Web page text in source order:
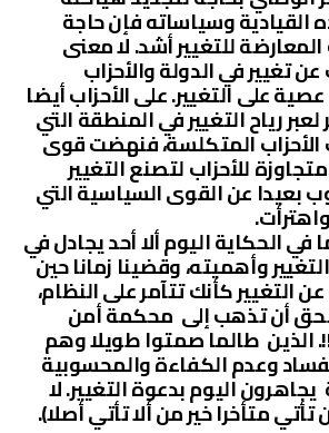
القيادية وسياساته فإن حاجة
المعارضة للتغيير أشد. لا معنى
تغيير في الدولة والأحزاب
على التغيير. على الأحزاب أيضا
لعبر رياح التغيير في المنطقة التي
الأحزاب المتكلسة، فنهضت قوى
للأحزاب لتصنع التغيير
بعيدا عن القوى السياسية التي
في الحكاية اليوم ألا أحد يجادل في
وأهميته، وقضينا زمانا حين
التغيير كأنك تتآمر على النظام،
أن تذهب إلى محكمة أمن
الذين طالما صمتوا طويلا وهم
وعدم الكفاءة والمحسوبية
يجاهرون اليوم بدعوة التغيير. لا
متأخرا خير من ألا تأتي أصلا).